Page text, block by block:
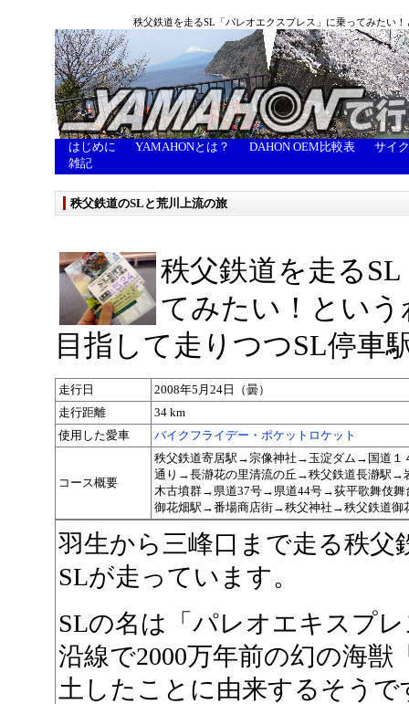
秩父鉄道を走るSL「パレオエクスプレス」に乗ってみたい
はじめに YAMAHONとは？ DAHON OEM比較表
サイ
雑記
秩父鉄道のSLと荒川上流の旅
秩父鉄道を走る
てみたい！とい
目指して走りつつSL停車
走行日
2008年5月24日（曇）
走行距離
34 km
使用した愛車
バイクフライデー・ポケットロケット
コース概要
秩父鉄道寄居駅→宗像神社→玉淀ダム→国道
通り→長瀞花の里清流の丘→秩父鉄道長瀞駅
木古墳群→県道37号→県道44号→荻平歌舞伎
御花畑駅→番場商店街→秩父神社→秩父鉄道御
羽生から三峰口まで走る秩父
SLが走っています。
SLの名は「パレオエキスプ
沿線で2000万年前の幻の海
土したことに由来するそうで